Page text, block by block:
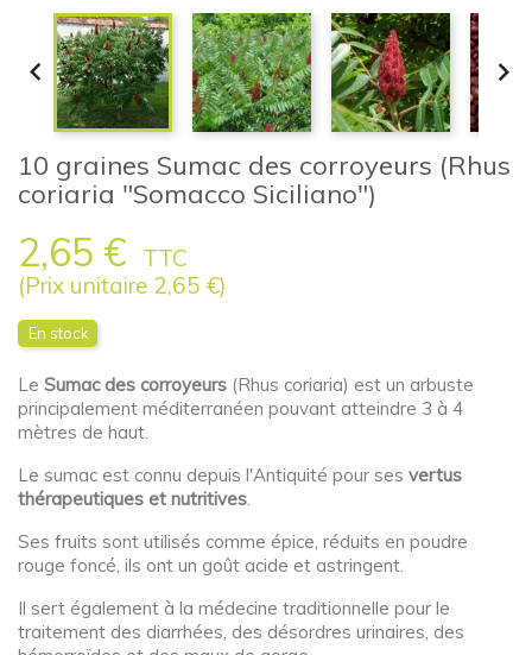
 
10 graines Sumac des corroyeurs (Rhus
coriaria "Somacco Siciliano")
2,65 €
TTC
(Prix unitaire 2,65 €)
En stock
Le Sumac des corroyeurs (Rhus coriaria) est un arbuste
principalement méditerranéen pouvant atteindre 3 à 4
mètres de haut.
Le sumac est connu depuis l'Antiquité pour ses vertus
thérapeutiques et nutritives.
Ses fruits sont utilisés comme épice, réduits en poudre
rouge foncé, ils ont un goût acide et astringent.
Il sert également à la médecine traditionnelle pour le
traitement des diarrhées, des désordres urinaires, des